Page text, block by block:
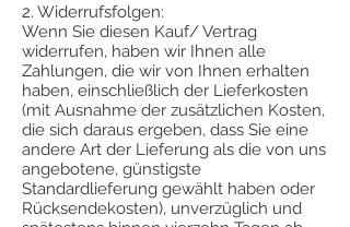
2. Widerrufsfolgen:
Wenn Sie diesen Kauf/ Vertrag
widerrufen, haben wir Ihnen alle
Zahlungen, die wir von Ihnen erhalten
haben, einschließlich der Lieferkosten
(mit Ausnahme der zusätzlichen Kosten,
die sich daraus ergeben, dass Sie eine
andere Art der Lieferung als die von uns
angebotene, günstigste
Standardlieferung gewählt haben oder
Rücksendekosten), unverzüglich und